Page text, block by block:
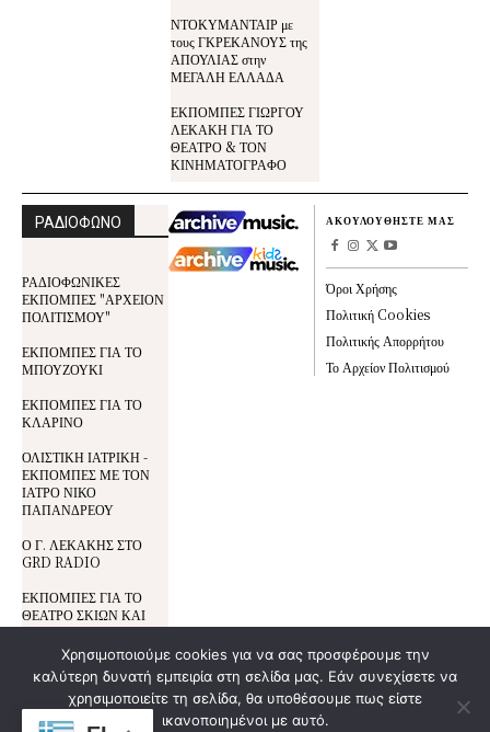
ΝΤΟΚΥΜΑΝΤΑΙΡ με
τους ΓΚΡΕΚΑΝΟΥΣ της
ΑΠΟΥΛΙΑΣ στην
ΜΕΓΑΛΗ ΕΛΛΑΔΑ
ΕΚΠΟΜΠΕΣ ΓΙΩΡΓΟΥ
ΛΕΚΑΚΗ ΓΙΑ ΤΟ
ΘΕΑΤΡΟ & ΤΟΝ
ΚΙΝΗΜΑΤΟΓΡΑΦΟ
ΡΑΔΙΟΦΩΝΟ
ΡΑΔΙΟΦΩΝΙΚΕΣ
ΕΚΠΟΜΠΕΣ "ΑΡΧΕΙΟΝ
ΠΟΛΙΤΙΣΜΟΥ"
ΕΚΠΟΜΠΕΣ ΓΙΑ ΤΟ
ΜΠΟΥΖΟΥΚΙ
ΕΚΠΟΜΠΕΣ ΓΙΑ ΤΟ
ΚΛΑΡΙΝΟ
ΟΛΙΣΤΙΚΗ ΙΑΤΡΙΚΗ -
ΕΚΠΟΜΠΕΣ ΜΕ ΤΟΝ
ΙΑΤΡΟ ΝΙΚΟ
ΠΑΠΑΝΔΡΕΟΥ
Ο Γ. ΛΕΚΑΚΗΣ ΣΤΟ
GRD RADIO
ΕΚΠΟΜΠΕΣ ΓΙΑ ΤΟ
ΘΕΑΤΡΟ ΣΚΙΩΝ ΚΑΙ
ΤΟΝ ΚΑΡΑΓΚΙΟΖΗ
ΑΚΟΥΛΟΥΘΗΣΤΕ ΜΑΣ
Όροι Χρήσης
Πολιτική Cookies
Πολιτικής Απορρήτου
Το Αρχείον Πολιτισμού
© All Rights Reserved | Development By
DoSmart.gr| Supported By Wideview
Entertainment
Όροι Χρήσης
Προστασία Δεδομένων
Χρησιμοποιούμε cookies για να σας προσφέρουμε την
καλύτερη δυνατή εμπειρία στη σελίδα μας. Εάν συνεχίσετε να
χρησιμοποιείτε τη σελίδα, θα υποθέσουμε πως είστε
ικανοποιημένοι με αυτό.